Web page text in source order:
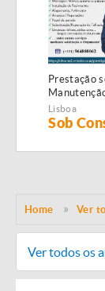
Prestação
imóveis!
Lisboa
Sob
Home Ver
Ver todos os